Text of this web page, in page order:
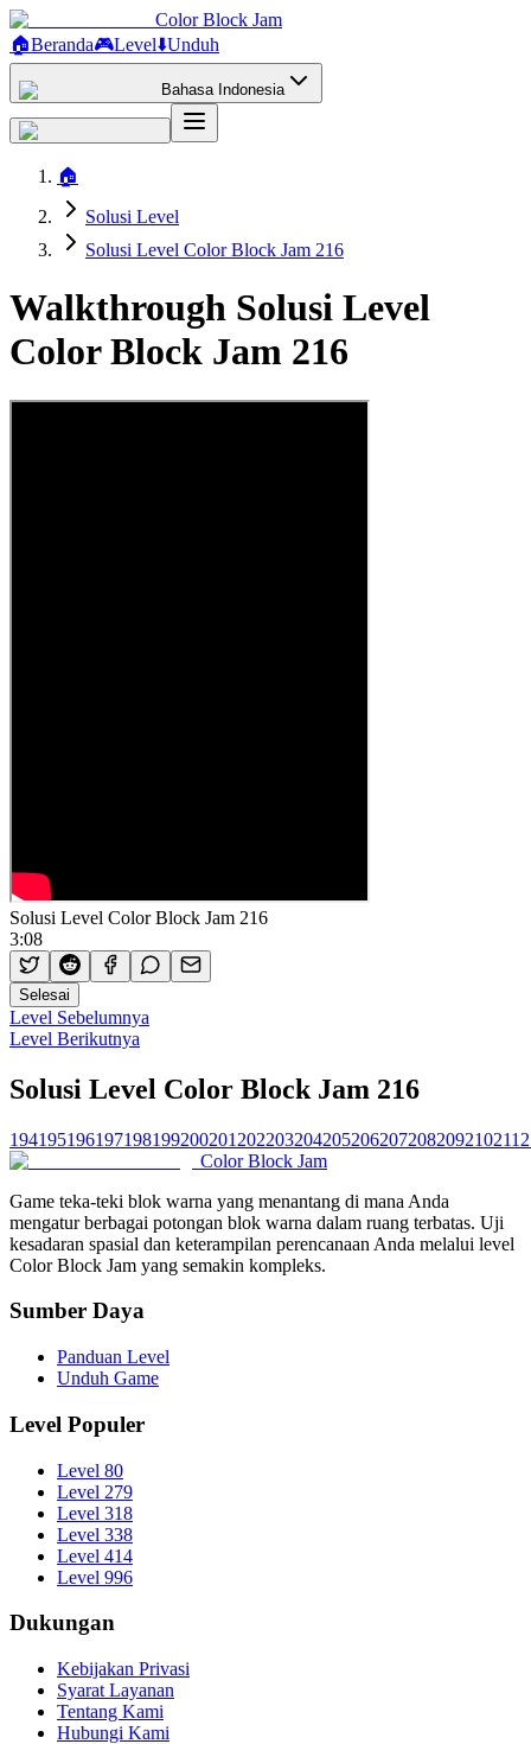
Color Block Jam
🏠Beranda🎮Level⬇️Unduh
Bahasa Indonesia
🏠
Solusi Level
Solusi Level Color Block Jam 216
Walkthrough Solusi Level
Color Block Jam 216
Solusi Level Color Block Jam 216
3:08
Selesai
Level Sebelumnya
Level Berikutnya
Solusi Level Color Block Jam 216
194195196197198199200201 202203204205206207208209210211
Color Block Jam
Game teka-teki blok warna yang menantang di mana Anda
mengatur berbagai potongan blok warna dalam ruang terbatas. Uji
kesadaran spasial dan keterampilan perencanaan Anda melalui level
Color Block Jam yang semakin kompleks.
Sumber Daya
Panduan Level
Unduh Game
Level Populer
Level 80
Level 279
Level 318
Level 338
Level 414
Level 996
Dukungan
Kebijakan Privasi
Syarat Layanan
Tentang Kami
Hubungi Kami